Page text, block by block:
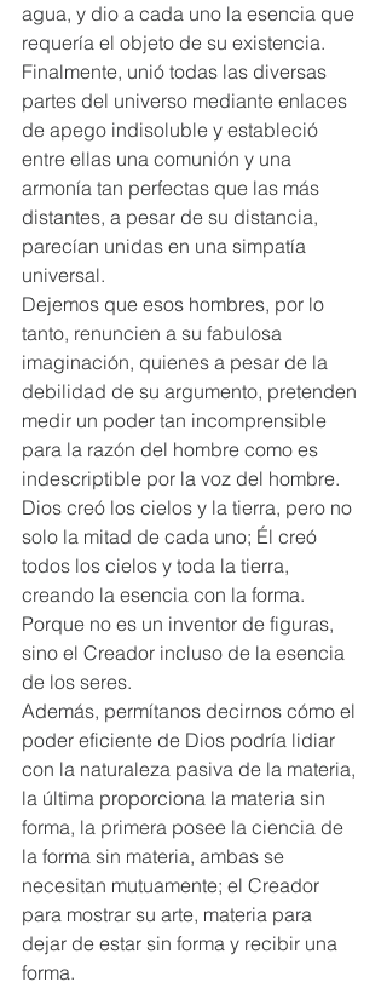
agua, y dio a cada uno la esencia que
requería el objeto de su existencia.
Finalmente, unió todas las diversas
partes del universo mediante enlaces
de apego indisoluble y estableció
entre ellas una comunión y una
armonía tan perfectas que las más
distantes, a pesar de su distancia,
parecían unidas en una simpatía
universal.
Dejemos que esos hombres, por lo
tanto, renuncien a su fabulosa
imaginación, quienes a pesar de la
debilidad de su argumento, pretenden
medir un poder tan incomprensible
para la razón del hombre como es
indescriptible por la voz del hombre.
Dios creó los cielos y la tierra, pero no
solo la mitad de cada uno; Él creó
todos los cielos y toda la tierra,
creando la esencia con la forma.
Porque no es un inventor de figuras,
sino el Creador incluso de la esencia
de los seres.
Además, permítanos decirnos cómo el
poder eficiente de Dios podría lidiar
con la naturaleza pasiva de la materia,
la última proporciona la materia sin
forma, la primera posee la ciencia de
la forma sin materia, ambas se
necesitan mutuamente; el Creador
para mostrar su arte, materia para
dejar de estar sin forma y recibir una
forma.